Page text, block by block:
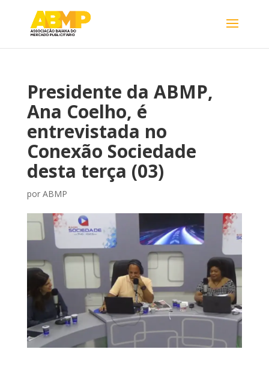
Presidente da ABMP,
Ana Coelho, é
entrevistada no
Conexão Sociedade
desta terça (03)
por ABMP